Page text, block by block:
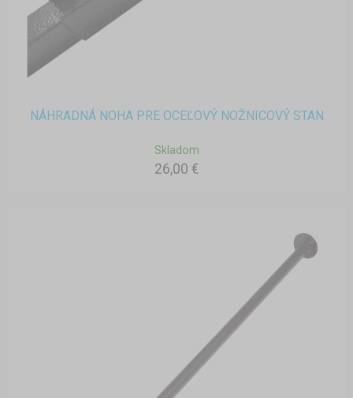
NÁHRADNÁ NOHA PRE OCEĽOVÝ NOŽNICOVÝ STAN
Skladom
26,00 €